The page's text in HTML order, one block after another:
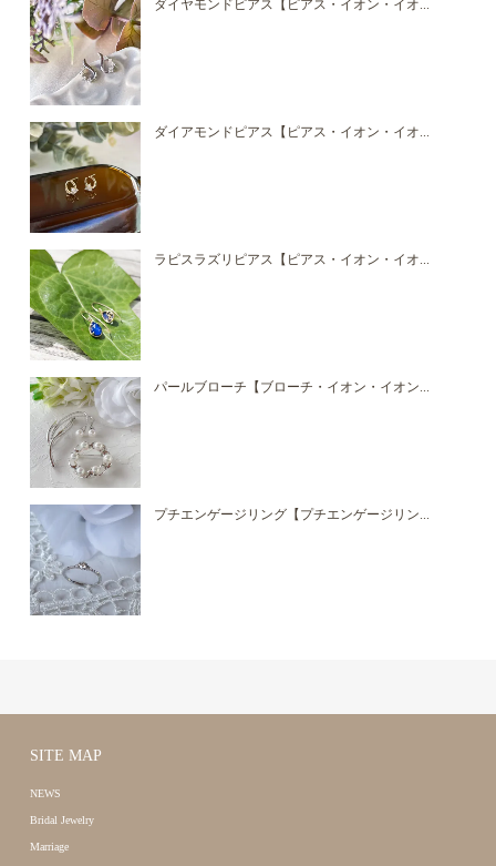
ダイヤモンドピアス【ピアス・イオン・イオ...
ダイアモンドピアス【ピアス・イオン・イオ...
ラピスラズリピアス【ピアス・イオン・イオ...
パールブローチ【ブローチ・イオン・イオン...
プチエンゲージリング【プチエンゲージリン...
SITE MAP
NEWS
Bridal Jewelry
Marriage